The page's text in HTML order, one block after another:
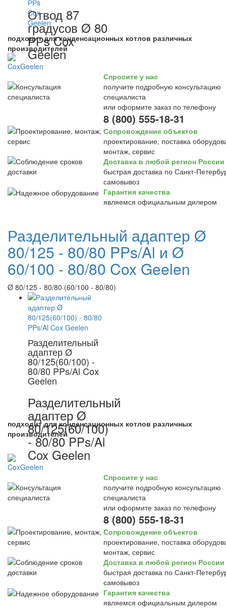
Отвод 87
градусов Ø 80
РРs Cox
Geelen
подходит для конденсационных котлов различных
производителей
Спросите у нас
получите подробную консультацию
специалиста
или оформите заказ по телефону
8 (800) 555-18-31
Сопровождение объектов
проектирование, поставка
монтаж, сервис
Доставка в любой регион России
быстрая доставка по Санкт-
самовывоз
Гарантия качества
являемся официальным дилером
Разделительный адаптер Ø
80/125 - 80/80 PPs/Al и Ø
60/100 - 80/80 Cox Geelen
Ø 80/125 - 80/80 (60/100 - 80/80)
Разделительный
адаптер Ø
80/125(60/100) -
80/80 PPs/Al Cox
Geelen
Разделительный
адаптер Ø
80/125(60/100)
- 80/80 PPs/Al
Cox Geelen
подходит для конденсационных котлов различных
производителей
Спросите у нас
получите подробную консультацию
специалиста
или оформите заказ по телефону
8 (800) 555-18-31
Сопровождение объектов
проектирование, поставка
монтаж, сервис
Доставка в любой регион России
быстрая доставка по Санкт-
самовывоз
Гарантия качества
являемся официальным дилером